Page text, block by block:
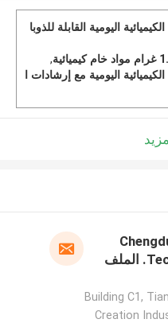
اليومية القابلة للذوبا
,
الكيميائية اليومية مع إرشادات ا
Technology Co., Ltd. الملف
619, Building C1,
Creation